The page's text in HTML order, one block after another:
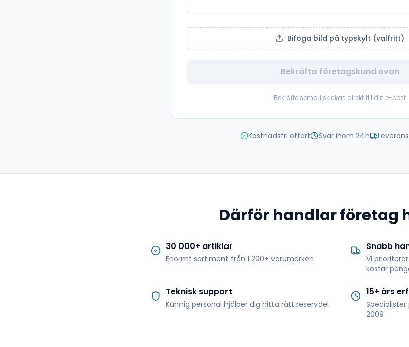
Bifoga bild på typskylt (valfritt)
Bekräfta företagskund ovan
Bekräftelsemail skickas direkt till din e-post
Kostnadsfri offert Svar inom 24h
Därför handlar företag
30 000+ artiklar
Enormt sortiment från 1 200+ varumärken
Snabb
Vi
kostar
Teknisk support
Kunnig personal hjälper dig hitta rätt reservdel
15+ års
2009